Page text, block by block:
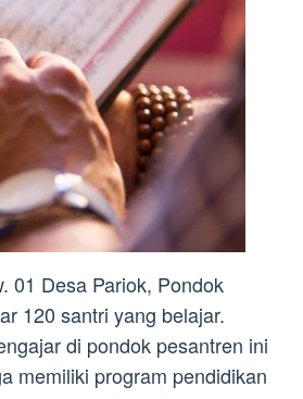
01 Desa Pariok, Pondok
120 santri yang belajar.
di pondok pesantren ini
memiliki program pendidikan